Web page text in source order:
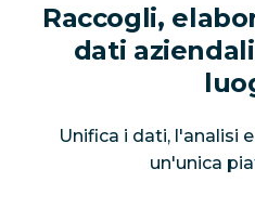
Raccogli,
dati
Unifica i dati, l'analisi
un'unica